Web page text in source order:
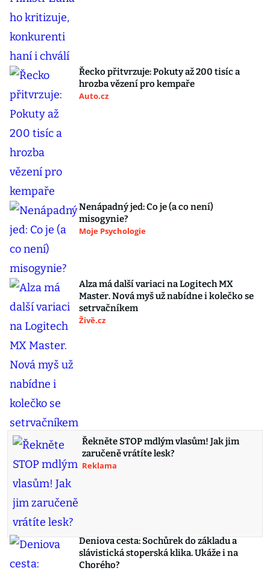
Řecko přitvrzuje: Pokuty až 200 tisíc a
hrozba vězení pro kempaře
Auto.cz
Nenápadný jed: Co je (a co není)
misogynie?
Moje Psychologie
Alza má další variaci na Logitech MX
Master. Nová myš už nabídne i kolečko se
setrvačníkem
Živě.cz
Řekněte STOP mdlým vlasům! Jak jim
zaručeně vrátíte lesk?
Reklama
Deniova cesta: Sochůrek do základu a
slávistická stoperská klika. Ukáže i na
Chorého?